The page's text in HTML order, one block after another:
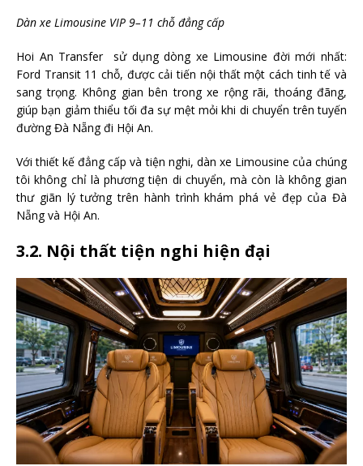
Dàn xe Limousine VIP 9–11 chỗ đẳng cấp
Hoi An Transfer sử dụng dòng xe Limousine đời mới nhất:
Ford Transit 11 chỗ, được cải tiến nội thất một cách tinh tế và
sang trọng. Không gian bên trong xe rộng rãi, thoáng đãng,
giúp bạn giảm thiểu tối đa sự mệt mỏi khi di chuyển trên tuyến
đường Đà Nẵng đi Hội An.
Với thiết kế đẳng cấp và tiện nghi, dàn xe Limousine của chúng
tôi không chỉ là phương tiện di chuyển, mà còn là không gian
thư giãn lý tưởng trên hành trình khám phá vẻ đẹp của Đà
Nẵng và Hội An.
3.2. Nội thất tiện nghi hiện đại